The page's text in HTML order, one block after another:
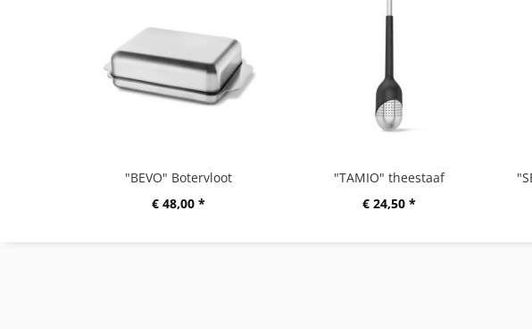
"BEVO" Botervloot
€ 48,00 *
"TAMIO" theestaaf
€ 24,50 *